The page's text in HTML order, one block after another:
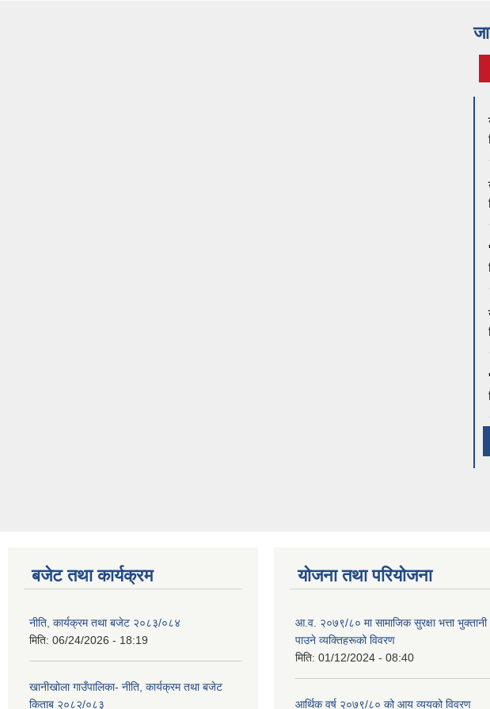
बजेट तथा कार्यक्रम
नीति, कार्यक्रम तथा बजेट २०८३/०८४
मिति: 06/24/2026 - 18:19
खानीखोला गाउँपालिका- नीति, कार्यक्रम तथा बजेट
किताब २०८२/०८३
योजना तथा परियोजना
आ.व. २०७९/८० मा सामाजिक सुरक्षा भत्ता भुक्तानी
पाउने व्यक्तिहरूको विवरण
मिति: 01/12/2024 - 08:40
आर्थिक वर्ष २०७९/८० को आय व्ययको विवरण